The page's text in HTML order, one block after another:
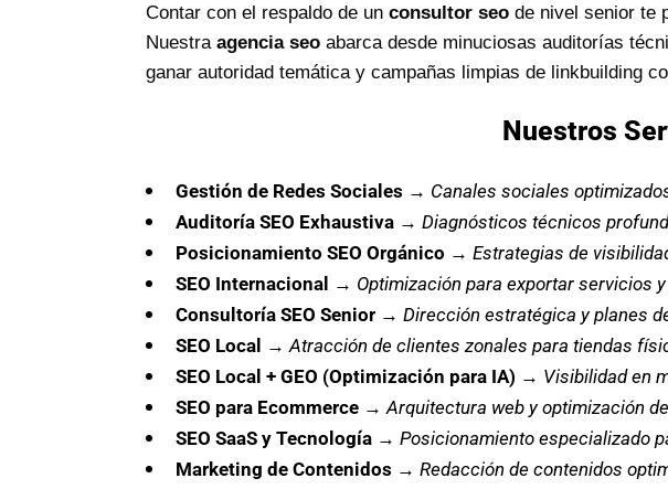
Contar con el respaldo de un consultor seo de nivel senior te
Nuestra agencia seo abarca desde minuciosas auditorías
ganar autoridad temática y campañas limpias de linkbuilding
Nuestros
Gestión de Redes Sociales → Canales sociales
Auditoría SEO Exhaustiva → Diagnósticos técnicos
Posicionamiento SEO Orgánico → Estrategias de
SEO Internacional → Optimización para exportar servicios
Consultoría SEO Senior → Dirección estratégica y planes
SEO Local → Atracción de clientes zonales para tiendas
SEO Local + GEO (Optimización para IA) → Visibilidad en
SEO para Ecommerce → Arquitectura web y optimización
SEO SaaS y Tecnología → Posicionamiento especializado
Marketing de Contenidos → Redacción de contenidos